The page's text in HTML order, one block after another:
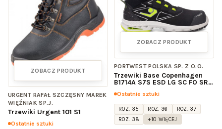
ZOBACZ PRODUKT
URGENT RAFAŁ SZCZĘSNY MAREK
WIĘŹNIAK SP.J.
Trzewiki Urgent 101 S1
Ostatnie sztuki
ZOBACZ PRODUKT
PORTWEST POLSKA SP. Z O.O.
Trzewiki Base Copenhagen
B1714A S7S ESD LG SC FO SR
Ostatnie sztuki
ROZ. 35 ROZ. 36
ROZ. 37
ROZ. 38
+10 WIĘCEJ